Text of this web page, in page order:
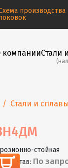
производства
компанииСтали
Стали и
стойкая
состав: По